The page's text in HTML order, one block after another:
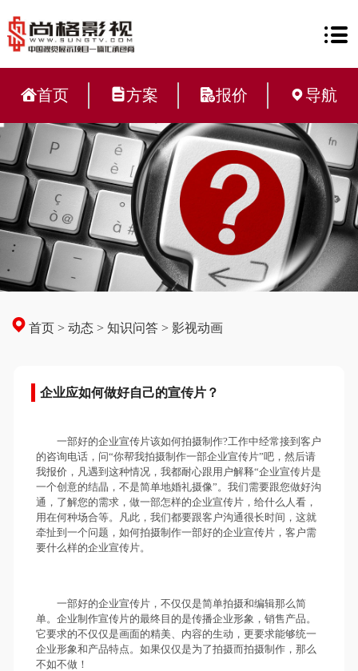
首页 方案 报价 导航
首页 >动态 >知识问答 >影视动画
企业应如何做好自己的宣传片？
一部好的企业宣传片该如何拍摄制作?工作中经常接到客户
的咨询电话，问“你帮我拍摄制作一部企业宣传片”吧，然后请
我报价，凡遇到这种情况，我都耐心跟用户解释“企业宣传片是
一个创意的结晶，不是简单地婚礼摄像”。我们需要跟您做好沟
通，了解您的需求，做一部怎样的企业宣传片，给什么人看，
用在何种场合等。凡此，我们都要跟客户沟通很长时间，这就
牵扯到一个问题，如何拍摄制作一部好的企业宣传片，客户需
要什么样的企业宣传片。
一部好的企业宣传片，不仅仅是简单拍摄和编辑那么简
单。企业制作宣传片的最终目的是传播企业形象，销售产品。
它要求的不仅仅是画面的精美、内容的生动，更要求能够统一
企业形象和产品特点。如果仅仅是为了拍摄而拍摄制作，那么
不如不做！